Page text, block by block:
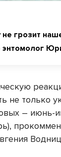
не грозит
энтомолог
не только
– июнь-